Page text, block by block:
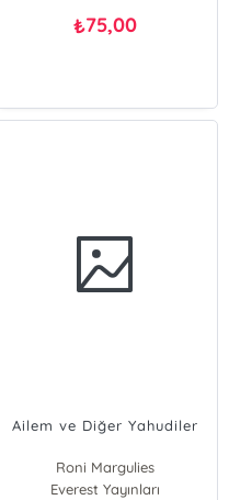
₺75,00
Ailem ve Diğer Yahudiler
Roni Margulies
Everest Yayınları